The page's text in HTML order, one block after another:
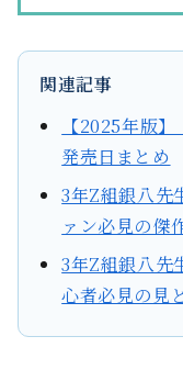
関連記事
【2025年版
発売日まとめ
3年Z組銀八先
ァン必見の傑
3年Z組銀八先
心者必見の見